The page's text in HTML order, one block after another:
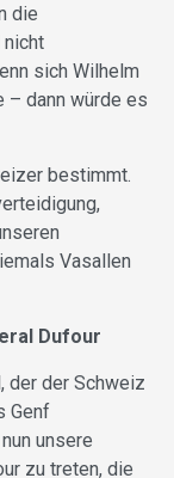
die
nicht
sich Wilhelm
– dann würde es
bestimmt.
Vasallen
Dufour
der der Schweiz
Genf
unsere
zu treten, die